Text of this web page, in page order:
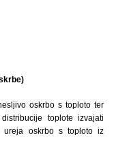
oskrbo s toploto ter
toplote izvajati
ureja oskrbo s toploto iz